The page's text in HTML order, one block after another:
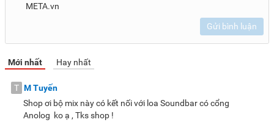
META.vn
Gửi bình luận
Mới nhất Hay nhất
T M Tuyến
Shop ơi bộ mix này có kết nối với loa Soundbar có cổng
Anolog ko ạ , Tks shop !